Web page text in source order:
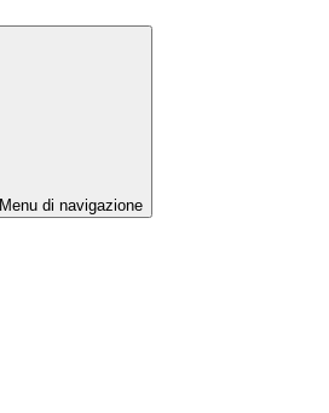
Menu di navigazione